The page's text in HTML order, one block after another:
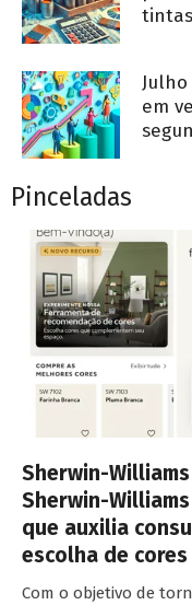
em
Pinceladas
Sherwin-
Sherwin-
que auxilia
escolha de
Com o objetivo de